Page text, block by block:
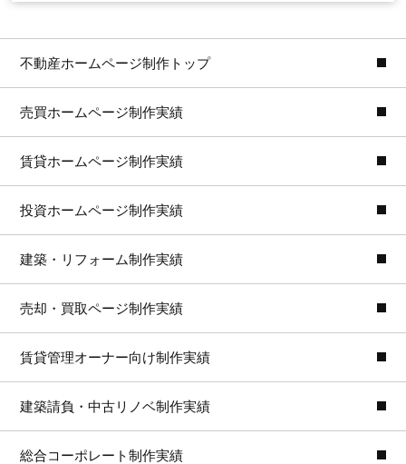
不動産ホームページ制作トップ
売買ホームページ制作実績
賃貸ホームページ制作実績
投資ホームページ制作実績
建築・リフォーム制作実績
売却・買取ページ制作実績
賃貸管理オーナー向け制作実績
建築請負・中古リノベ制作実績
総合コーポレート制作実績